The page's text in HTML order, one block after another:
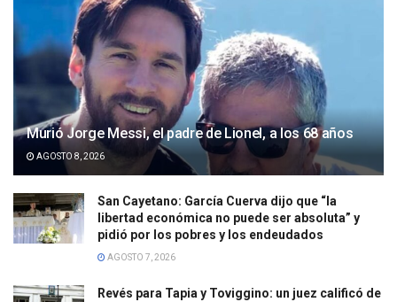
Murió Jorge Messi, el padre de Lionel, a los 68 años
AGOSTO 8, 2026
San Cayetano: García Cuerva dijo que “la
libertad económica no puede ser absoluta” y
pidió por los pobres y los endeudados
AGOSTO 7, 2026
Revés para Tapia y Toviggino: un juez calificó de